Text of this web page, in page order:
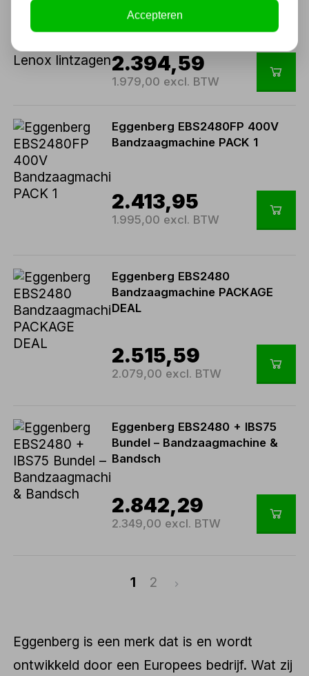
225mm 400V + GRATIS Lenox
lintzagen
2.394,59
1.979,00 excl. BTW
Eggenberg EBS2480FP 400V
Bandzaagmachine PACK 1
2.413,95
1.995,00 excl. BTW
Eggenberg EBS2480
Bandzaagmachine PACKAGE
DEAL
2.515,59
2.079,00 excl. BTW
Eggenberg EBS2480 + IBS75
Bundel – Bandzaagmachine &
Bandsch
2.842,29
2.349,00 excl. BTW
1 2
Eggenberg is een merk dat is en wordt
ontwikkeld door een Europees bedrijf. Wat zij
Accepteren